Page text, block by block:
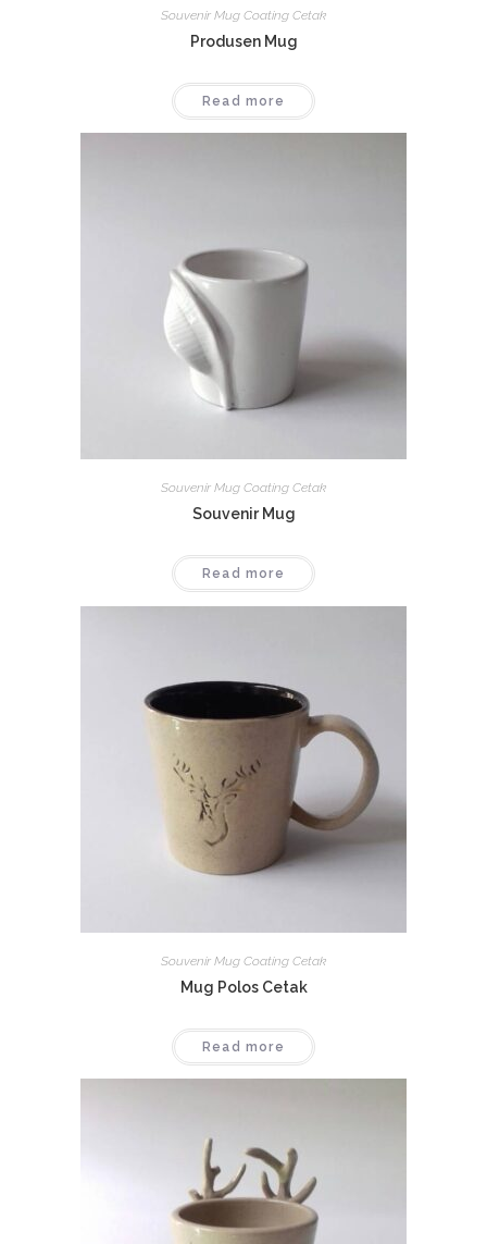
Souvenir Mug Coating Cetak
Produsen Mug
Read more
Souvenir Mug Coating Cetak
Souvenir Mug
Read more
Souvenir Mug Coating Cetak
Mug Polos Cetak
Read more